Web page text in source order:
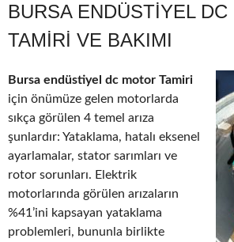
BURSA ENDÜSTIYEL
TAMIRI VE BAKIMI
Bursa endüstiyel dc motor Tamiri
için önümüze gelen motorlarda
sıkça görülen 4 temel arıza
şunlardır: Yataklama, hatalı eksenel
ayarlamalar, stator sarımları ve
rotor sorunları. Elektrik
motorlarında görülen arızaların
%41’ini kapsayan yataklama
problemleri, bununla birlikte